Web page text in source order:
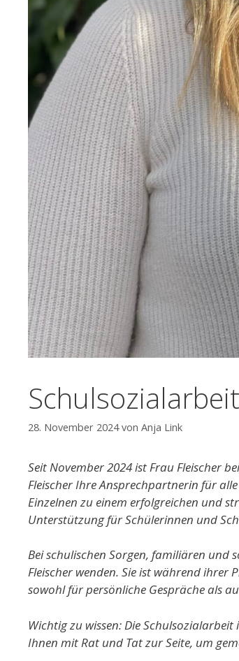
Schulsozialarbeit
28. November 2024 von Anja Link
Seit November 2024 ist Frau Fleischer
Fleischer Ihre Ansprechpartnerin für
Einzelnen zu einem erfolgreichen und
Unterstützung für Schülerinnen und
Bei schulischen Sorgen, familiären und
Fleischer wenden. Sie ist während
sowohl für persönliche Gespräche als
Wichtig zu wissen: Die
Ihnen mit Rat und Tat zur Seite, um